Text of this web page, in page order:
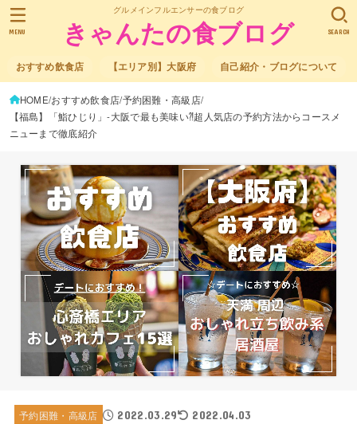
グルメインフルエンサーの食ブログ
きゃんたの食ブログ
おすすめ飲食店 【エリア別】大阪府 自己紹介・ブログについて
SEARCH
MENU
HOME おすすめ飲食店 予約困難・高級店
【福島】「鮨ひじり」-大阪で最も美味い⁈超人気店の予約方法からコースメ
ニューまで徹底紹介
予約困難・高級店 2022.03.29 2022.04.03